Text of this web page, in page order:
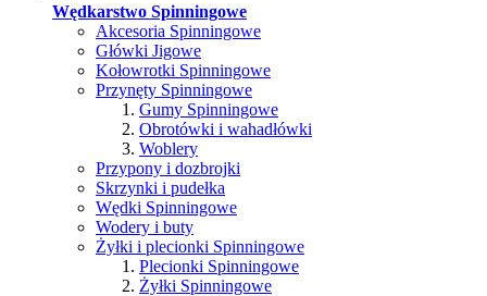
Wędkarstwo Spinningowe
Akcesoria Spinningowe
Główki Jigowe
Kołowrotki Spinningowe
Przynęty Spinningowe
Gumy Spinningowe
Obrotówki i wahadłówki
Woblery
Przypony i dozbrojki
Skrzynki i pudełka
Wędki Spinningowe
Wodery i buty
Żyłki i plecionki Spinningowe
Plecionki Spinningowe
Żyłki Spinningowe